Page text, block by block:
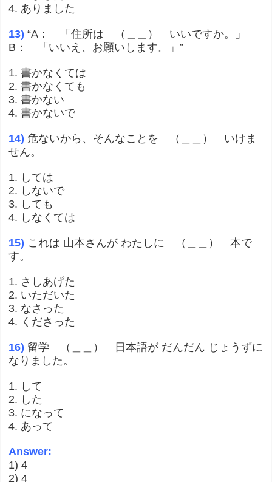
4. ありました
13) “A： 「住所は （＿＿） いいですか。」
B： 「いいえ、お願いします。」”
1. 書かなくては
2. 書かなくても
3. 書かない
4. 書かないで
14) 危ないから、そんなことを （＿＿） いけま
せん。
1. しては
2. しないで
3. しても
4. しなくては
15) これは 山本さんが わたしに （＿＿） 本で
す。
1. さしあげた
2. いただいた
3. なさった
4. くださった
16) 留学 （＿＿） 日本語が だんだん じょうずに
なりました。
1. して
2. した
3. になって
4. あって
Answer:
1) 4
2) 4